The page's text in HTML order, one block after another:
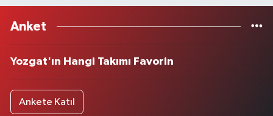
Anket
Yozgat'ın Hangi Takımı Favorin
Ankete Katıl